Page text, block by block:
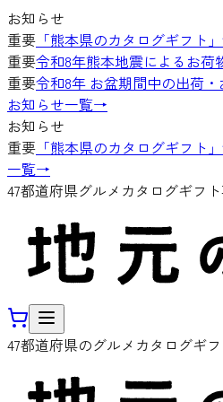
お知らせ
重要 「熊本県のカタログギフト
重要令和8年熊本地震によるお荷
重要令和8年 お盆期間中の出荷
お知らせ一覧→
お知らせ
重要 「熊本県のカタログギフト
一覧→
47都道府県グルメカタログギフ
47都道府県のグルメカタログギ